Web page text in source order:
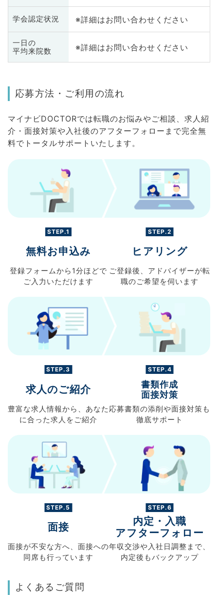
学会認定状況 ※詳細はお問い合わせください
一日の
平均来院数
※詳細はお問い合わせください
応募方法・ご利用の流れ
マイナビDOCTORでは転職のお悩みやご相談、求人紹
介・面接対策や入社後のアフターフォローまで完全無
料でトータルサポートいたします。
STEP.1
無料お申込み
登録フォームから 1分ほどで
ご入力 いただけます
STEP.2
ヒアリング
ご登録後、 アドバイザーが転
職のご希望を伺います
STEP.3
求人のご紹介
豊富な求人情報から、 あなた
に合った求人を ご紹介
STEP.4
書類作成
面接対策
応募書類の添削や面接対策も
徹底サポート
STEP.5
面接
面接が不安な方へ、 面接への
同席も行っています
STEP.6
内定・入職
アフターフォロー
年収交渉や入社日調整まで、
内定後もバックアップ
よくあるご質問